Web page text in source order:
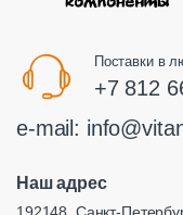
Поставки в
+7 812
e-mail:
Наш адрес